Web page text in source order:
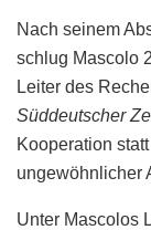
Nach seinem
schlug Mascolo
Leiter des
Süddeutscher
Kooperation
ungewöhnlicher
Unter Mascolos